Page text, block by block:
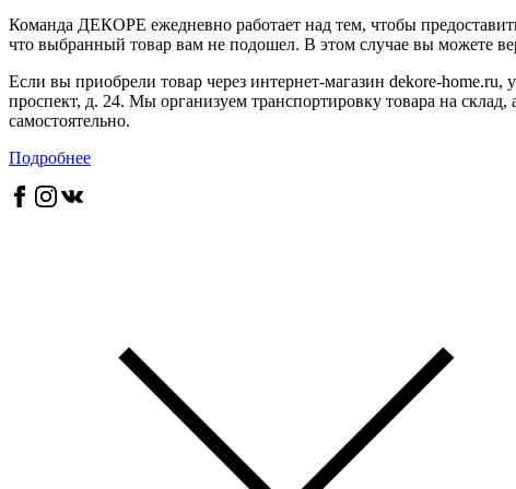
Команда ДЕКОРЕ ежедневно работает над тем, чтобы
что выбранный товар вам не подошел. В этом случае вы можете
Если вы приобрели товар через интернет-магазин dekore-
проспект, д. 24. Мы организуем транспортировку товара на
самостоятельно.
Подробнее